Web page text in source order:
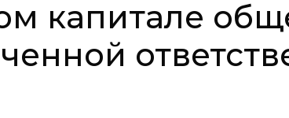
капитале